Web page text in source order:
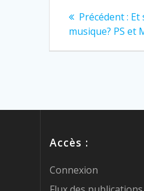
Précédent : Et
musique? PS et
Accès :
Connexion